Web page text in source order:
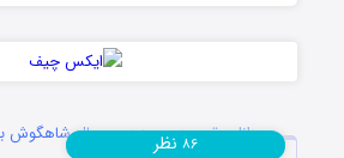
دانلود قسمت هجدهم سریال شاهگوش
۸۶ نظر